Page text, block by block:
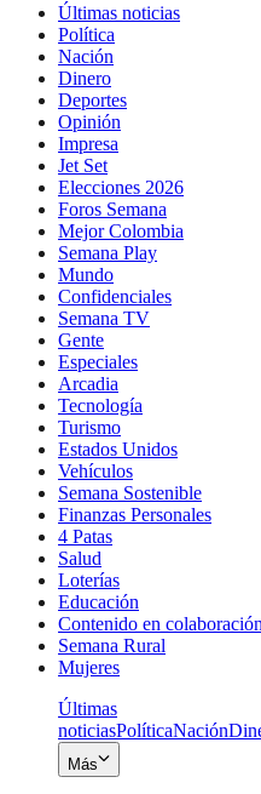
Últimas noticias
Política
Nación
Dinero
Deportes
Opinión
Impresa
Jet Set
Elecciones 2026
Foros Semana
Mejor Colombia
Semana Play
Mundo
Confidenciales
Semana TV
Gente
Especiales
Arcadia
Tecnología
Turismo
Estados Unidos
Vehículos
Semana Sostenible
Finanzas Personales
4 Patas
Salud
Loterías
Educación
Contenido en colaboración
Semana Rural
Mujeres
Últimas
noticiasPolíticaNación
Más